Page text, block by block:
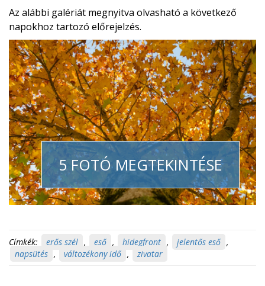
Az alábbi galériát megnyitva olvasható a következő
napokhoz tartozó előrejelzés.
5 FOTÓ MEGTEKINTÉSE
Címkék: erős szél , eső , hidegfront , jelentős eső ,
napsütés , változékony idő , zivatar